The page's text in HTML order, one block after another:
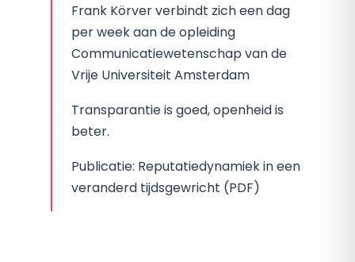
Frank Körver verbindt zich een dag
per week aan de opleiding
Communicatiewetenschap van de
Vrije Universiteit Amsterdam
Transparantie is goed, openheid is
beter.
Publicatie: Reputatiedynamiek in een
veranderd tijdsgewricht (PDF)